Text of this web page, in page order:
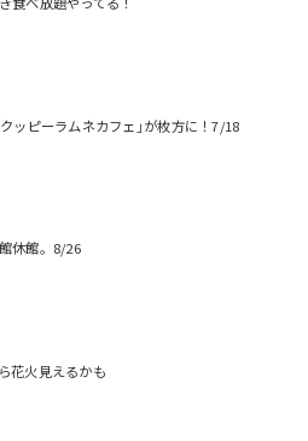
ッピーラムネカフェ｣が枚方に！7/18
休館。8/26
花火見えるかも